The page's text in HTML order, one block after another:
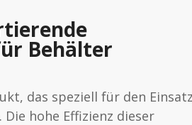
Behälter
das speziell für den
hohe Effizienz dieser